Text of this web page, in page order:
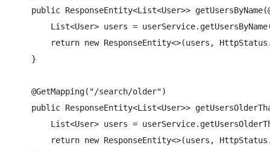
public ResponseEntity<List<User>>
List<User> users =
return new ResponseEntity<>(users,
    }
    @GetMapping("/search/older")
public ResponseEntity<List<User>>
List<User> users =
return new ResponseEntity<>(users,